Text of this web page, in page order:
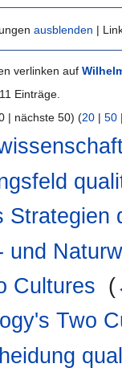
ausblenden |
verlinken auf
Einträge.
| nächste 50) (20 | 50
Strategien
und
Cultures
(
Two